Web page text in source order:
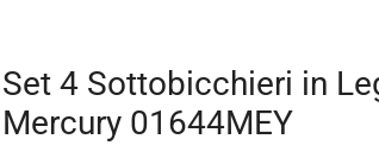
Set 4 Sottobicchieri in
Mercury 01644MEY